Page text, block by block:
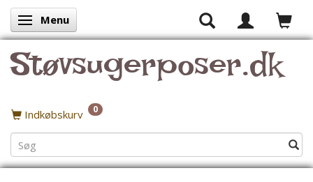
Skifte navigation
Menu
Støvsugerposer.dk
Indkøbskurv 0